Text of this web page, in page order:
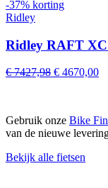
-37% korting
Ridley
Ridley RAFT
€7427,98 Original
€ 4670,00
Gebruik onze Bike
van de nieuwe
Bekijk alle fietsen